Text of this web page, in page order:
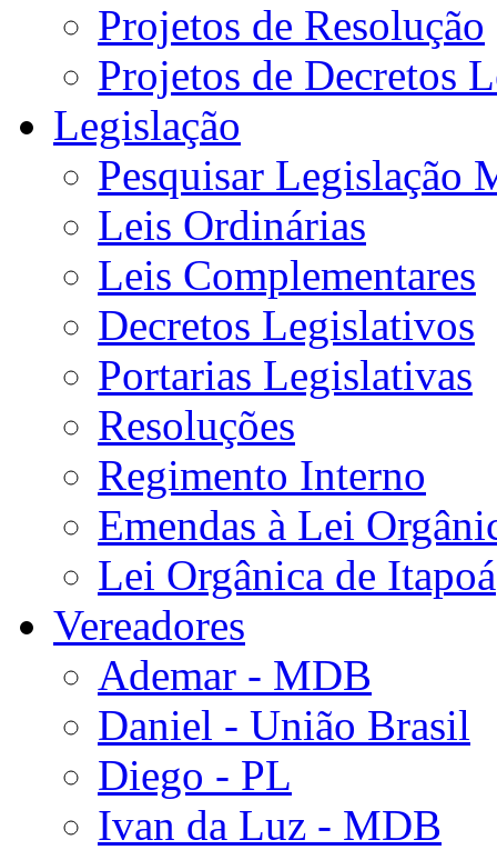
Projetos de Resolução
Projetos de Decretos
Legislação
Pesquisar Legislação
Leis Ordinárias
Leis Complementares
Decretos Legislativos
Portarias Legislativas
Resoluções
Regimento Interno
Emendas à Lei
Lei Orgânica de Itapoá
Vereadores
Ademar - MDB
Daniel - União Brasil
Diego - PL
Ivan da Luz - MDB